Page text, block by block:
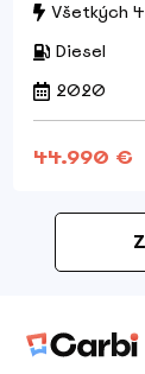
Všetkých
Diesel
2020
44.990 €